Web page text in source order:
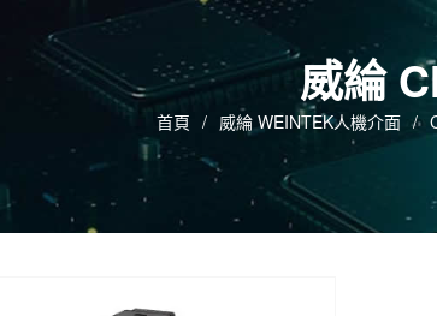
威綸
首頁 / 威綸 WEINTEK人機介面 /